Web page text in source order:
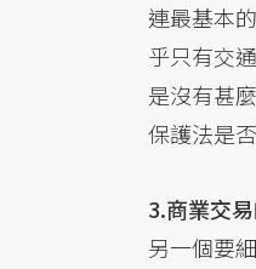
連最基本
乎只有交
是沒有甚
保護法是
3.商業交易
另一個要